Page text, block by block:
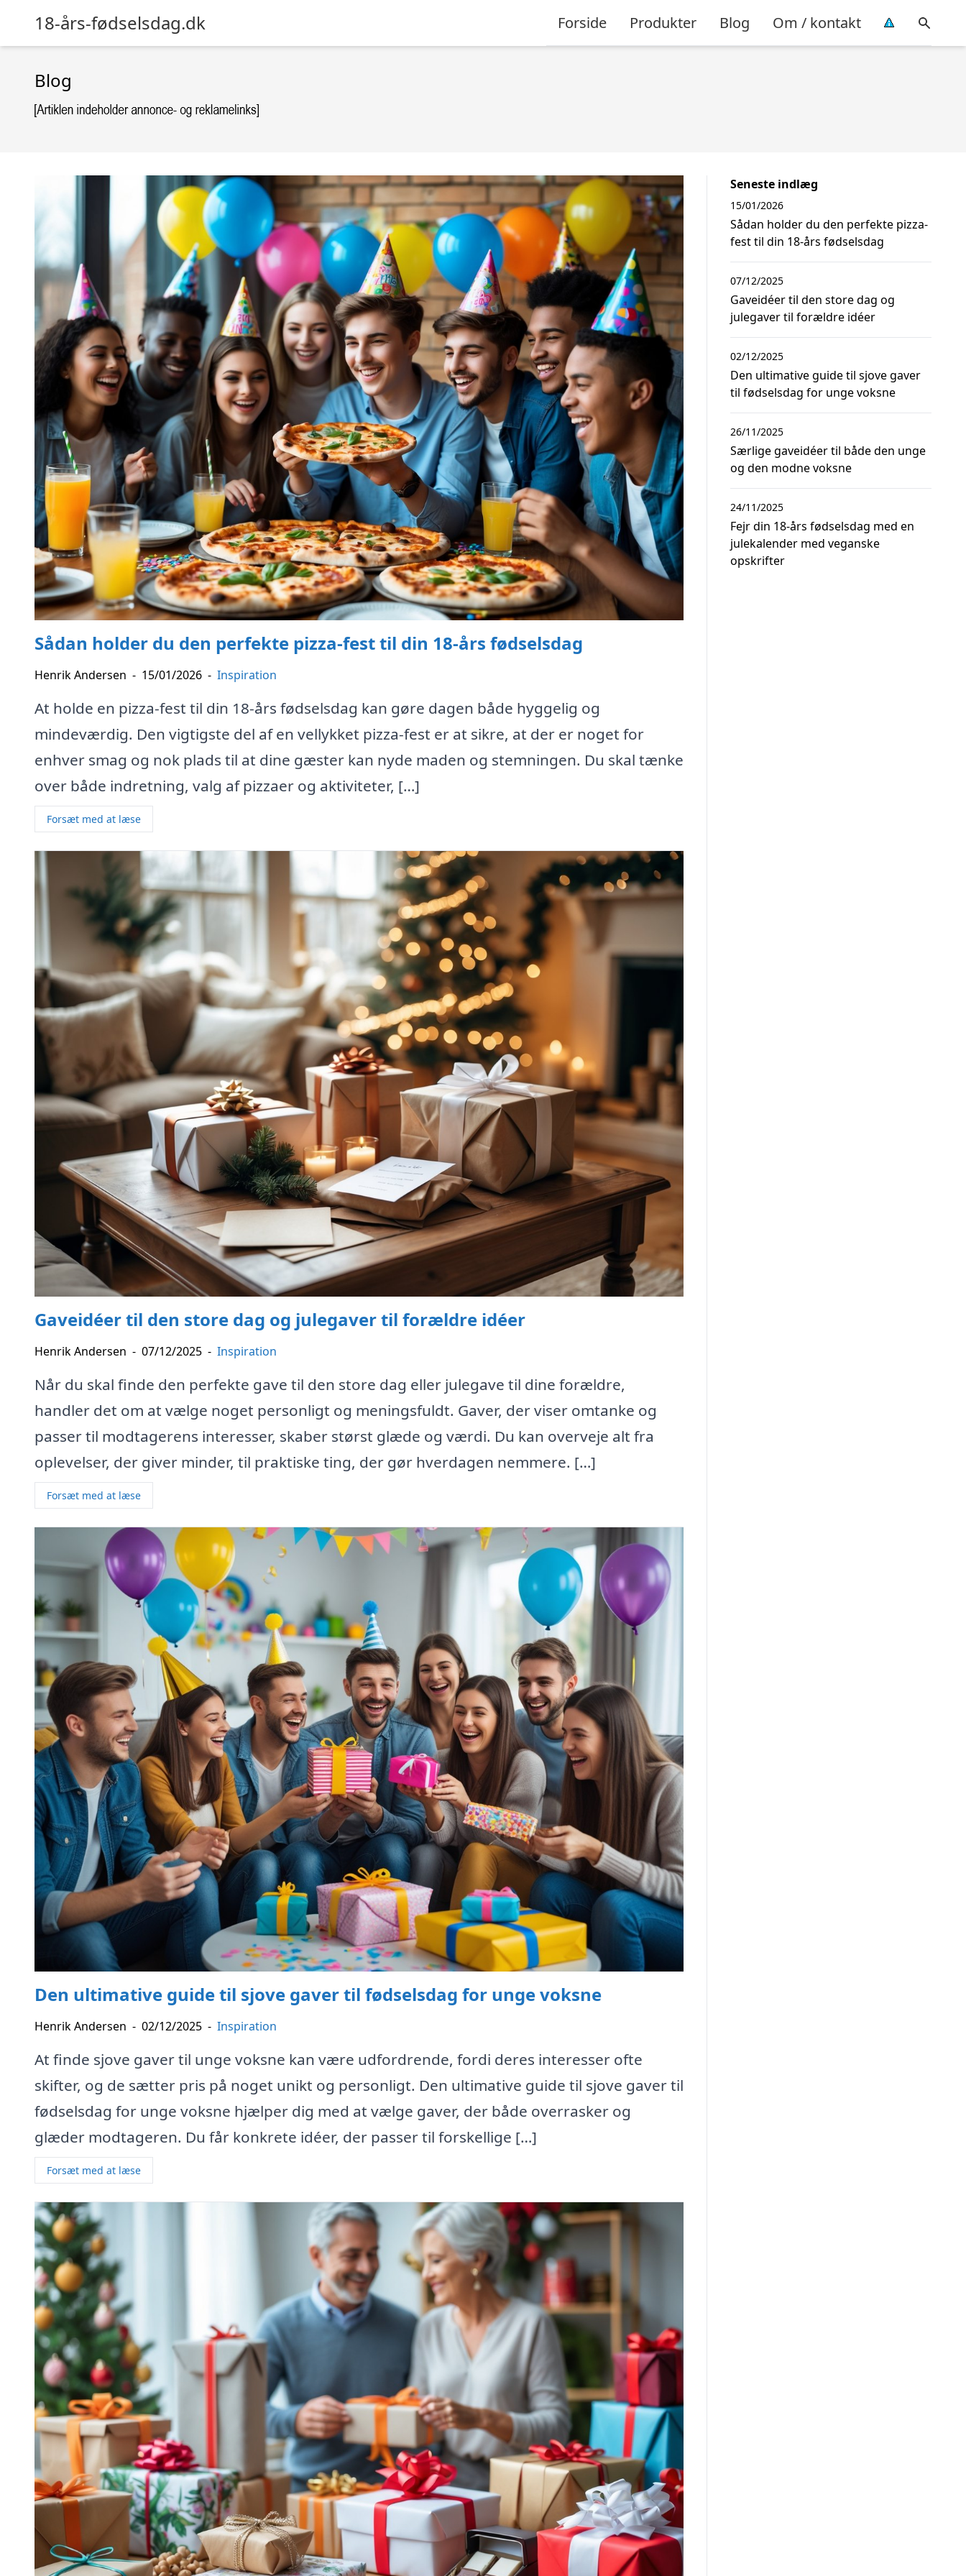
18-års-fødselsdag.dk Forside Produkter Blog Om / kontakt
Blog
Sådan holder du den perfekte pizza-fest til din 18-års fødselsdag
Henrik Andersen - 15/01/2026 - Inspiration
At holde en pizza-fest til din 18-års fødselsdag kan gøre dagen både hyggelig og
mindeværdig. Den vigtigste del af en vellykket pizza-fest er at sikre, at der er noget for
enhver smag og nok plads til at dine gæster kan nyde maden og stemningen. Du skal tænke
over både indretning, valg af pizzaer og aktiviteter, […]
Forsæt med at læse
Gaveidéer til den store dag og julegaver til forældre idéer
Henrik Andersen - 07/12/2025 - Inspiration
Når du skal finde den perfekte gave til den store dag eller julegave til dine forældre,
handler det om at vælge noget personligt og meningsfuldt. Gaver, der viser omtanke og
passer til modtagerens interesser, skaber størst glæde og værdi. Du kan overveje alt fra
oplevelser, der giver minder, til praktiske ting, der gør hverdagen nemmere. […]
Forsæt med at læse
Den ultimative guide til sjove gaver til fødselsdag for unge voksne
Henrik Andersen - 02/12/2025 - Inspiration
At finde sjove gaver til unge voksne kan være udfordrende, fordi deres interesser ofte
skifter, og de sætter pris på noget unikt og personligt. Den ultimative guide til sjove gaver til
fødselsdag for unge voksne hjælper dig med at vælge gaver, der både overrasker og
glæder modtageren. Du får konkrete idéer, der passer til forskellige […]
Forsæt med at læse
Seneste indlæg
Sådan holder du den perfekte pizza-
fest til din 18-års fødselsdag
15/01/2026
Gaveidéer til den store dag og
julegaver til forældre idéer
07/12/2025
Den ultimative guide til sjove gaver
til fødselsdag for unge voksne
02/12/2025
Særlige gaveidéer til både den unge
og den modne voksne
26/11/2025
Fejr din 18-års fødselsdag med en
julekalender med veganske
opskrifter
24/11/2025